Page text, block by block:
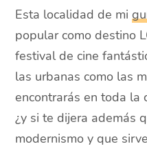
Esta localidad de mi
popular como destino
festival de cine
las urbanas como las
encontrarás en toda la
¿y si te dijera además
modernismo y que